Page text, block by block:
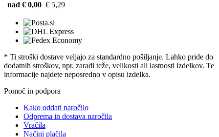
nad € 0,00 € 5,29
* Ti stroški dostave veljajo za standardno pošiljanje. Lahko pride do
dodatnih stroškov, npr. zaradi teže, velikosti ali lastnosti izdelkov. Te
informacije najdete neposredno v opisu izdelka.
Pomoč in podpora
Kako oddati naročilo
Odprema in dostava naročila
Vračila
Načini plačila